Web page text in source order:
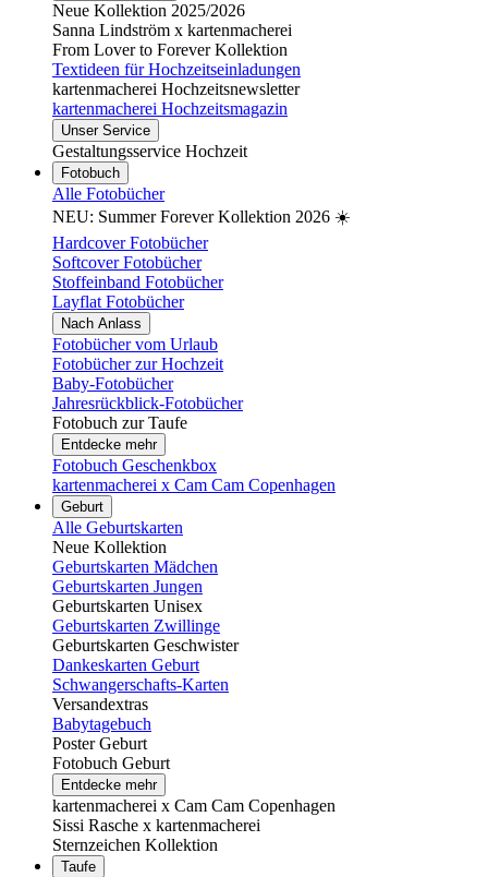
Neue Kollektion 2025/2026
Sanna Lindström x kartenmacherei
From Lover to Forever Kollektion
Textideen für Hochzeitseinladungen
kartenmacherei Hochzeitsnewsletter
kartenmacherei Hochzeitsmagazin
Unser Service
Gestaltungsservice Hochzeit
Fotobuch
Alle Fotobücher
NEU: Summer Forever Kollektion 2026 ☀️
Hardcover Fotobücher
Softcover Fotobücher
Stoffeinband Fotobücher
Layflat Fotobücher
Nach Anlass
Fotobücher vom Urlaub
Fotobücher zur Hochzeit
Baby-Fotobücher
Jahresrückblick-Fotobücher
Fotobuch zur Taufe
Entdecke mehr
Fotobuch Geschenkbox
kartenmacherei x Cam Cam Copenhagen
Geburt
Alle Geburtskarten
Neue Kollektion
Geburtskarten Mädchen
Geburtskarten Jungen
Geburtskarten Unisex
Geburtskarten Zwillinge
Geburtskarten Geschwister
Dankeskarten Geburt
Schwangerschafts-Karten
Versandextras
Babytagebuch
Poster Geburt
Fotobuch Geburt
Entdecke mehr
kartenmacherei x Cam Cam Copenhagen
Sissi Rasche x kartenmacherei
Sternzeichen Kollektion
Taufe